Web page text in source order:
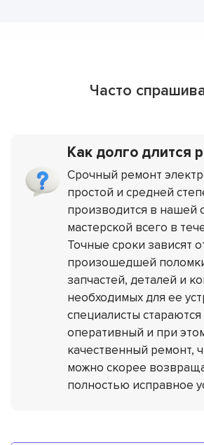
Часто
Как долго длится
Срочный ремонт
простой и средней
производится в нашей
мастерской всего в
Точные сроки зависят
произошедшей
запчастей, деталей и
необходимых для ее
специалисты
оперативный и при
качественный ремонт,
можно скорее
полностью исправное